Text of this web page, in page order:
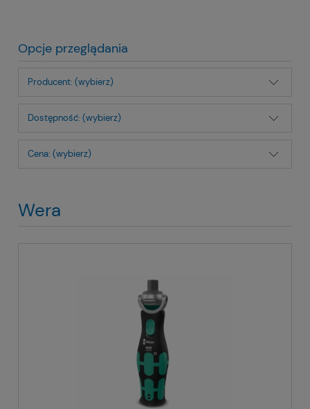
Opcje przeglądania
Producent: (wybierz)
Dostępność: (wybierz)
Cena: (wybierz)
Wera